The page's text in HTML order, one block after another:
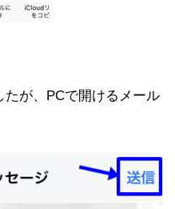
が、PCで開けるメール